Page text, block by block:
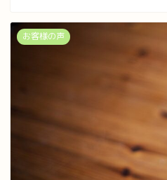
お客様の声